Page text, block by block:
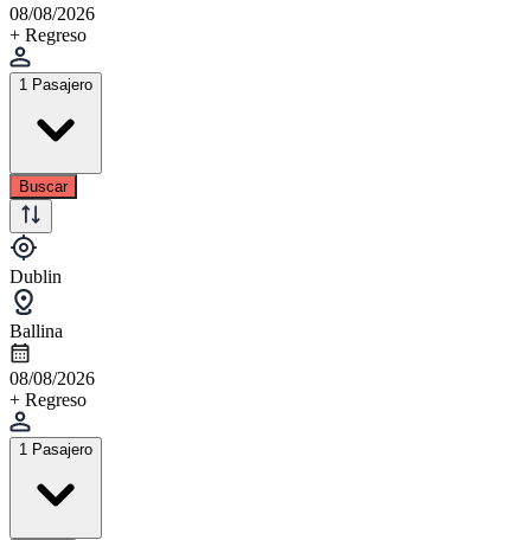
08/08/2026
+ Regreso
1 Pasajero
Buscar
Dublin
Ballina
08/08/2026
+ Regreso
1 Pasajero